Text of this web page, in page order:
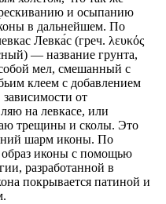
и осыпанию
в дальнейшем. По
Левка́с (греч. λευκός
— название грунта,
мел, смешанный с
клеем с добавлением
от
на левкасе, или
трещины и сколы. Это
шарм иконы. По
образ иконы с помощью
разработанной в
покрывается патиной и